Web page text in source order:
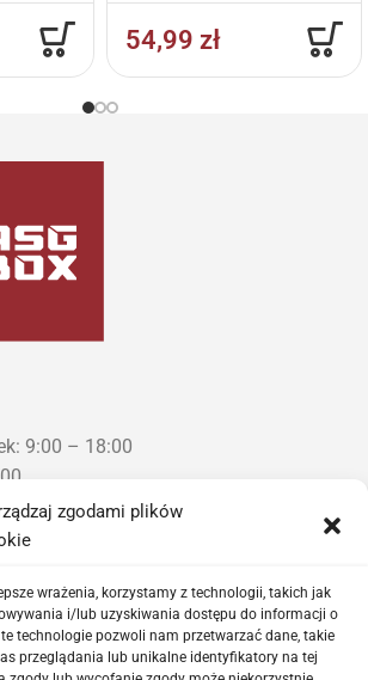
zgodami plików
wrażenia, korzystamy z technologii, takich jak
i/lub uzyskiwania dostępu do informacji o
technologie pozwoli nam przetwarzać dane, takie
przeglądania lub unikalne identyfikatory na tej
54,99 zł
9:00 – 18:00
kontakt telefoniczny
serwis replik ASG